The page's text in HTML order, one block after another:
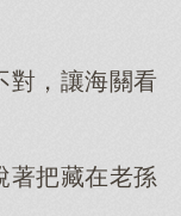
對，讓海關看
著把藏在老孫